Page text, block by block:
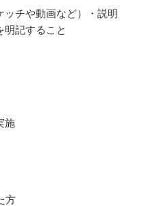
チや動画など）・説明
記すること
施
方